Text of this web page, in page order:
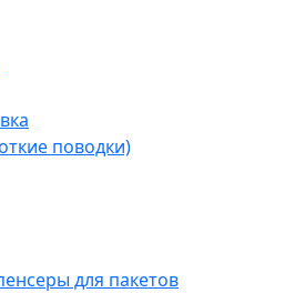
поводки)
для пакетов